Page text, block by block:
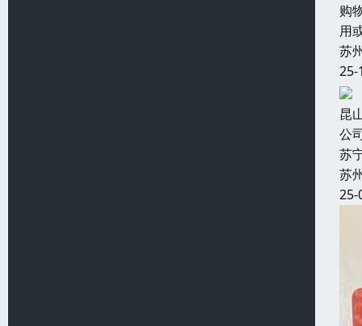
购
用
苏
25-
昆
公
苏
苏
25-